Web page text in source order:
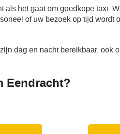
als het gaat om goedkope taxi.
of uw bezoek op tijd wordt
dag en nacht bereikbaar, ook
Eendracht?